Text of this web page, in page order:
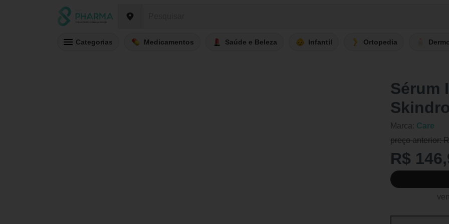
Categorias Medicamentos Saúde e Beleza Infantil Ortopedia
Sérum
Marca: Care
preço anterior:
R$